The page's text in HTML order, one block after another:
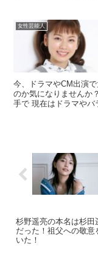
女性芸能人
今、ドラマやCM出演
のか気になりませんか
手で 現在はドラマや
杉野遥亮の本名は杉田
だった！祖父への敬意
いた！